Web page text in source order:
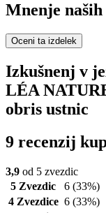
Mnenje
Oceni ta izdelek
Izkušnenj v
LÉA
obris ustnic
9 recenzij
3,9 od 5 zvezdic
5 Zvezdic
6 (33%)
4 Zvezdice 6 (33%)